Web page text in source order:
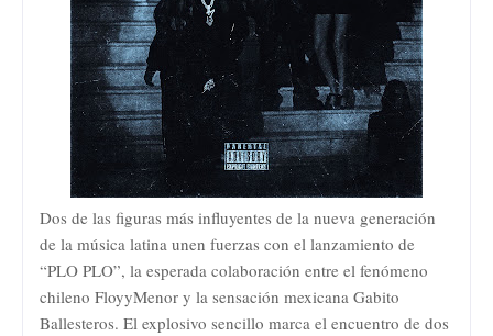
Dos de las figuras más influyentes de la nueva generación
de la música latina unen fuerzas con el lanzamiento de
“PLO PLO”, la esperada colaboración entre el fenómeno
chileno FloyyMenor y la sensación mexicana Gabito
Ballesteros. El explosivo sencillo marca el encuentro de dos